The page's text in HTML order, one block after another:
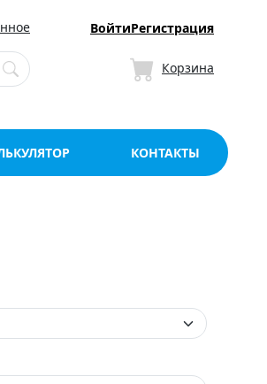
склада в
ВойтиРегистрация
Корзина
КОНТАКТЫ